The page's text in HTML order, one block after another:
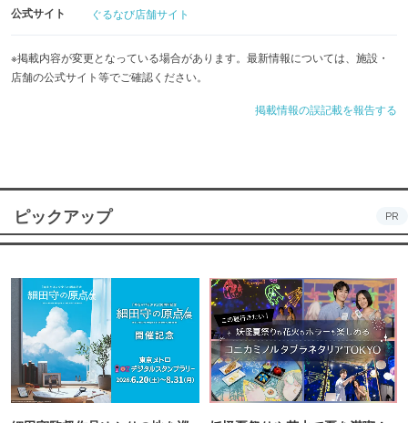
公式サイト ぐるなび店舗サイト
※掲載内容が変更となっている場合があります。最新情報については、施設・
店舗の公式サイト等でご確認ください。
掲載情報の誤記載を報告する
ピックアップ PR